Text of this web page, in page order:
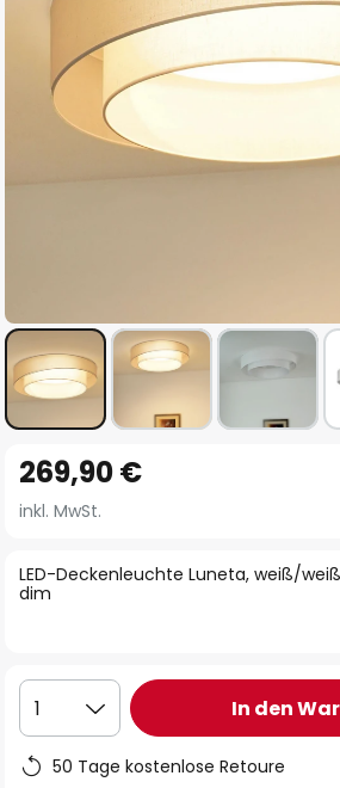
Anfang
der
springen
LED-Deckenleuchte Luneta, weiß/
dim
269,90 €
inkl. MwSt.
1 In den
50 Tage kostenlose Retoure